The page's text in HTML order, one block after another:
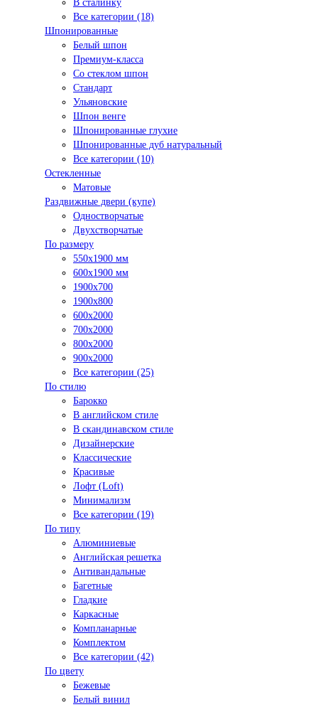
В сталинку
Все категории (18)
Шпонированные
Белый шпон
Премиум-класса
Со стеклом шпон
Стандарт
Ульяновские
Шпон венге
Шпонированные глухие
Шпонированные дуб натуральный
Все категории (10)
Остекленные
Матовые
Раздвижные двери (купе)
Одностворчатые
Двухстворчатые
По размеру
550x1900 мм
600x1900 мм
1900х700
1900х800
600x2000
700x2000
800x2000
900x2000
Все категории (25)
По стилю
Барокко
В английском стиле
В скандинавском стиле
Дизайнерские
Классические
Красивые
Лофт (Loft)
Минимализм
Все категории (19)
По типу
Алюминиевые
Английская решетка
Антивандальные
Багетные
Гладкие
Каркасные
Компланарные
Комплектом
Все категории (42)
По цвету
Бежевые
Белый винил